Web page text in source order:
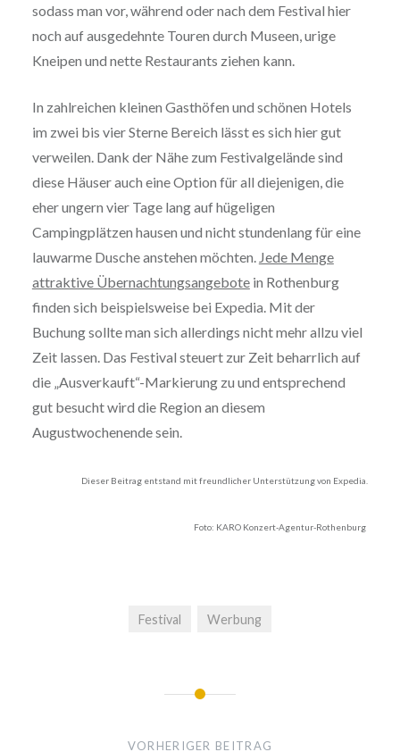
sodass man vor, während oder nach dem Festival hier
noch auf ausgedehnte Touren durch Museen, urige
Kneipen und nette Restaurants ziehen kann.
In zahlreichen kleinen Gasthöfen und schönen Hotels
im zwei bis vier Sterne Bereich lässt es sich hier gut
verweilen. Dank der Nähe zum Festivalgelände sind
diese Häuser auch eine Option für all diejenigen, die
eher ungern vier Tage lang auf hügeligen
Campingplätzen hausen und nicht stundenlang für eine
lauwarme Dusche anstehen möchten. Jede Menge
attraktive Übernachtungsangebotein Rothenburg
finden sich beispielsweise bei Expedia. Mit der
Buchung sollte man sich allerdings nicht mehr allzu viel
Zeit lassen. Das Festival steuert zur Zeit beharrlich auf
die „Ausverkauft“-Markierung zu und entsprechend
gut besucht wird die Region an diesem
Augustwochenende sein.
Dieser Beitrag entstand mit freundlicher Unterstützung von Expedia.
Foto: KARO Konzert-Agentur-Rothenburg
Festival Werbung
Beitragsnavigation
VORHERIGER BEITRAG